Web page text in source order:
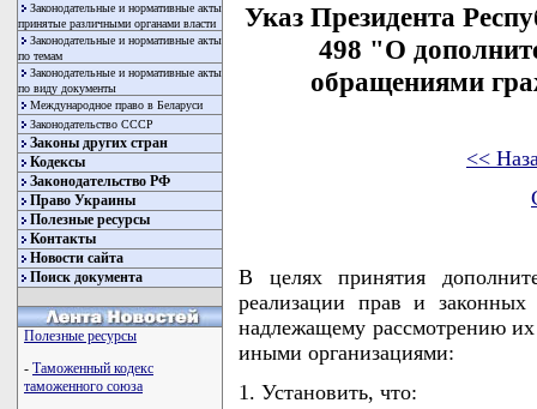
Законодательные и нормативные акты
принятые различными органами власти
Законодательные и нормативные акты
по темам
Законодательные и нормативные акты
по виду документы
Международное право в Беларуси
Законодательство СССР
Законы других стран
Кодексы
Законодательство РФ
Право Украины
Полезные ресурсы
Контакты
Новости сайта
Поиск документа
Полезные ресурсы
- Таможенный кодекс
таможенного союза
Указ Президента
498 "О
обращениями
<<
В целях принятия
реализации прав и
надлежащему рассмотрению
иными организациями:
1. Установить, что: